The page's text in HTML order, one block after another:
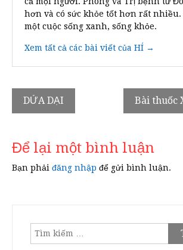
hơn và có sức khỏe tốt hơn rất nhiều.
một cuộc sống xanh, sống khỏe.
Xem tất cả các bài viết của HÍ →
Điều
hướng
bài
viết
DỨA DẠI Bài thuốc
Để lại một bình luận
Bạn phải đăng nhập để gửi bình luận.
Tìm
kiếm